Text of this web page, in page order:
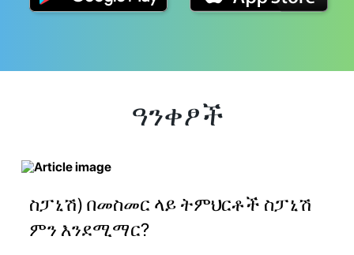
ዓንቀፆች
ስፓኒሽ) በመስመር ላይ ትምህርቶች ስፓኒሽ
ምን እንደሚማር?